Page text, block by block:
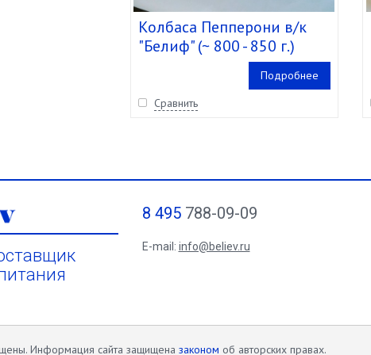
Колбаса Пепперони в/к
"Белиф" (~ 800 - 850 г.)
Подробнее
Сравнить
8 495788-09-09
E-mail: info@believ.ru
Информация сайта защищена законом об авторских правах.